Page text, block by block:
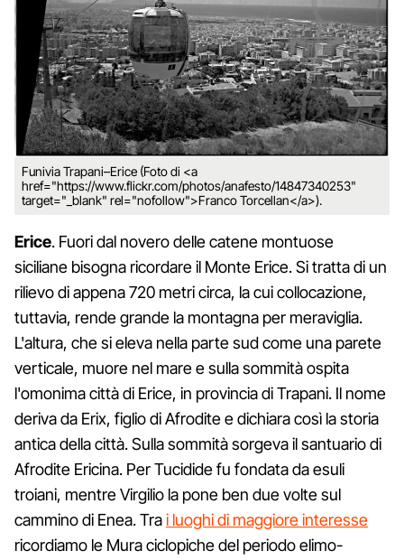
Funivia Trapani–Erice (Foto di <a
href="https://www.flickr.com/photos/anafesto/14847340253"
target="_blank" rel="nofollow">Franco Torcellan</a>).
Erice. Fuori dal novero delle catene montuose
siciliane bisogna ricordare il Monte Erice. Si tratta di un
rilievo di appena 720 metri circa, la cui collocazione,
tuttavia, rende grande la montagna per meraviglia.
L'altura, che si eleva nella parte sud come una parete
verticale, muore nel mare e sulla sommità ospita
l'omonima città di Erice, in provincia di Trapani. Il nome
deriva da Erix, figlio di Afrodite e dichiara così la storia
antica della città. Sulla sommità sorgeva il santuario di
Afrodite Ericina. Per Tucidide fu fondata da esuli
troiani, mentre Virgilio la pone ben due volte sul
cammino di Enea. Trai luoghi di maggiore interesse
ricordiamo le Mura ciclopiche del periodo elimo-